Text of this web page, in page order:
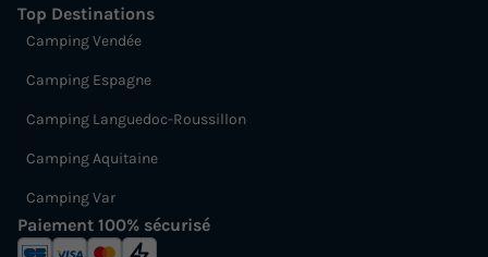
Top Destinations
Camping Vendée
Camping Espagne
Camping Languedoc-Roussillon
Camping Aquitaine
Camping Var
Paiement 100% sécurisé